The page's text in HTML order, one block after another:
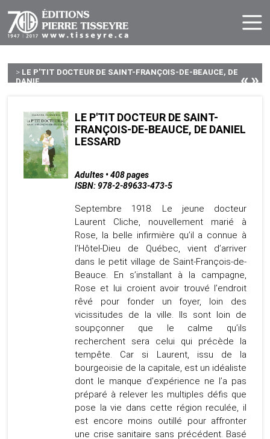
> LE P'TIT DOCTEUR DE SAINT-FRANÇOIS-DE-BEAUCE, DE
DANIE...
«»
LE P'TIT DOCTEUR DE SAINT-
FRANÇOIS-DE-BEAUCE, DE DANIEL
LESSARD
Adultes • 408 pages
ISBN: 978-2-89633-473-5
Septembre 1918. Le jeune docteur
Laurent Cliche, nouvellement marié à
Rose, la belle infirmière qu’il a connue à
l’Hôtel-Dieu de Québec, vient d’arriver
dans le petit village de Saint-François-de-
Beauce. En s’installant à la campagne,
Rose et lui croient avoir trouvé l’endroit
rêvé pour fonder un foyer, loin des
vicissitudes de la ville. Ils sont loin de
soupçonner que le calme qu’ils
recherchent sera celui qui précède la
tempête. Car si Laurent, issu de la
bourgeoisie de la capitale, est un idéaliste
dont le manque d’expérience ne l’a pas
préparé à relever les multiples défis que
pose la vie dans cette région reculée, il
est encore moins outillé pour affronter
une crise sanitaire sans précédent. Basé